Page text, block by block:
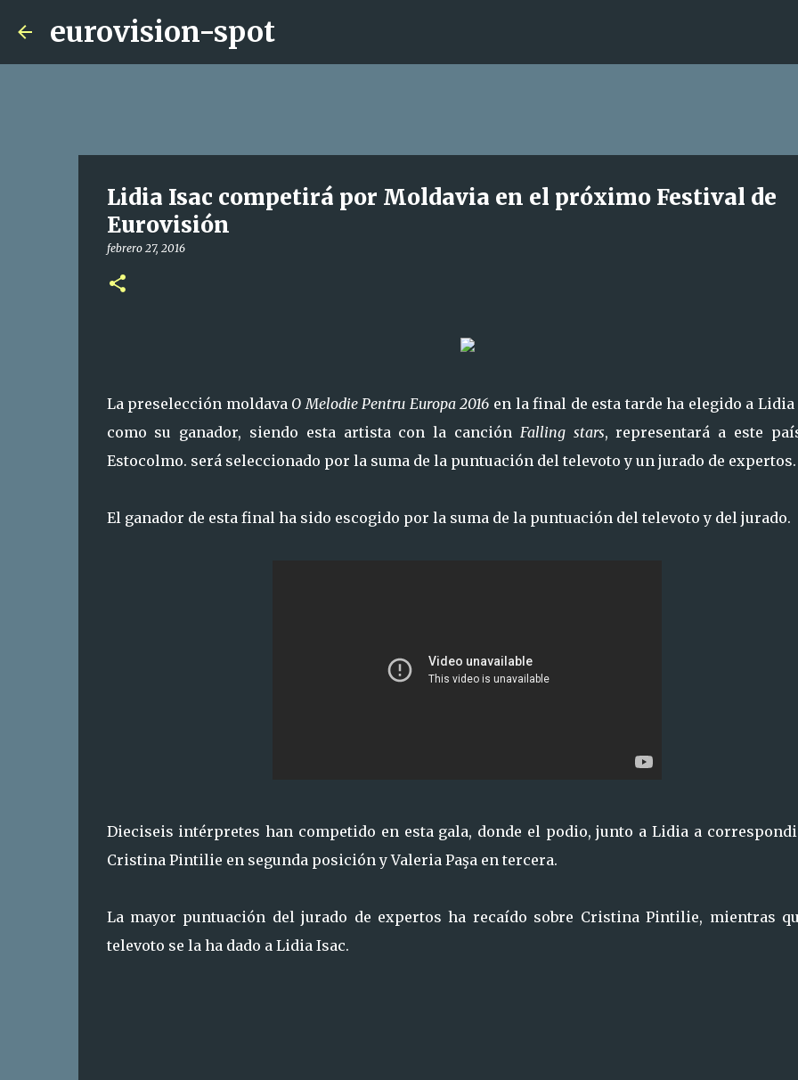
eurovision-spot
Lidia Isac competirá por Moldavia en el próximo Festival de
Eurovisión
febrero 27, 2016
La preselección moldava O Melodie Pentru Europa 2016 en la final de esta tarde ha elegido a Lidia
como su ganador, siendo esta artista con la canción Falling stars, representará a este
Estocolmo. será seleccionado por la suma de la puntuación del televoto y un jurado de expertos.
El ganador de esta final ha sido escogido por la suma de la puntuación del televoto y del jurado.
Dieciseis intérpretes han competido en esta gala, donde el podio, junto a Lidia a
Cristina Pintilie en segunda posición y Valeria Paşa en tercera.
La mayor puntuación del jurado de expertos ha recaído sobre Cristina Pintilie, mientras
televoto se la ha dado a Lidia Isac.